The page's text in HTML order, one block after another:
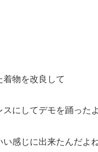
着物を改良して
にしてデモを踊ったよ
感じに出来たんだよね